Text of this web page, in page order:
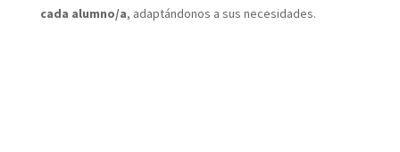
cada alumno/a, adaptándonos a sus necesidades.